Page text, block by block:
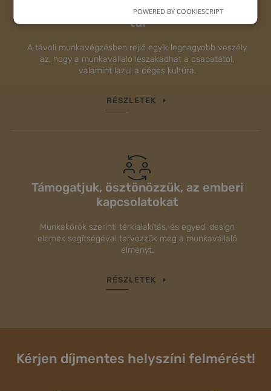
Irodán innen, otthoni munkavégzésen
túl
A távoli munkavégzésben rejlő egyik legnagyobb veszély
az, hogy a munkavállaló leszakadhat a csapatától,
valamint lazul a céges kultúra.
RÉSZLETEK
Támogatjuk, ösztönözzük, az emberi
kapcsolatokat
Munkakörök szerinti térkialakítás, és egyedi design
elemek segítségéval tervezzük meg a munkavállaló
élményt.
RÉSZLETEK
Kérjen díjmentes helyszíni felmérést!
POWERED BY COOKIESCRIPT